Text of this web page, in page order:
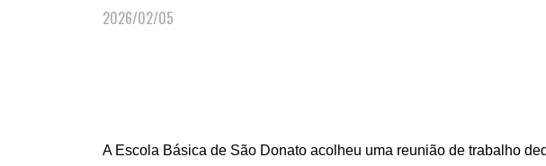
2026/02/05
A Escola Básica de São Donato acolheu uma reunião de trabalho